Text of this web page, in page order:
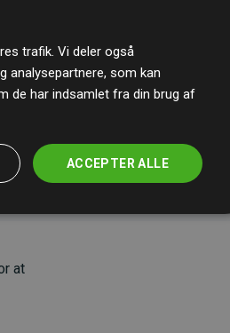
initiativet Websites,
at
trafik. Vi deler også
analysepartnere, som kan
de har indsamlet fra din brug af
ACCEPTER ALLE